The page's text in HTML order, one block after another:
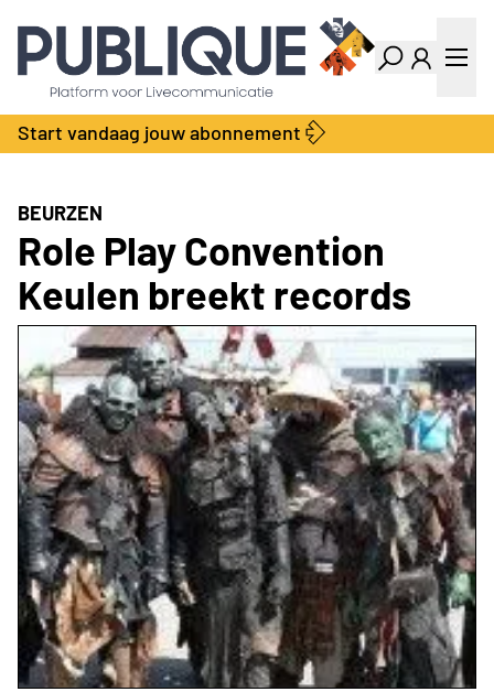
Industry Dashboard
Vacatures
Kalender
Producten
Bedrijvengids
Locatie Finder
Contact
Over ons
Adverteren
Abonnementen
Start vandaag jouw abonnement
BEURZEN
Role Play Convention
Keulen breekt records